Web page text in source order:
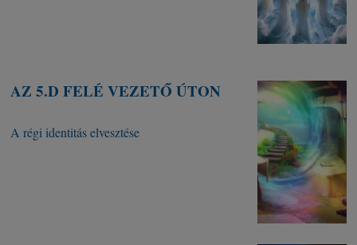
AZ 5.D FELÉ VEZETŐ ÚTON
A régi identitás elvesztése